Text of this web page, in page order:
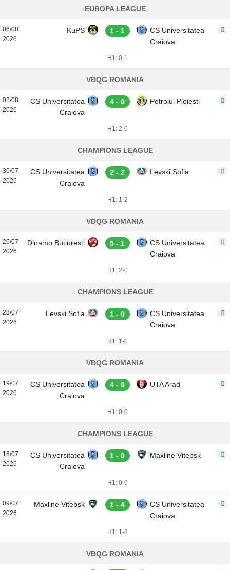
EUROPA LEAGUE
06/08
2026
KuPS 1 - 1
CS Universitatea
Craiova
H1: 0-1
VĐQG ROMANIA
02/08
2026
CS Universitatea
Craiova
4 - 0 Petrolul Ploiesti
H1: 2-0
CHAMPIONS LEAGUE
30/07
2026
CS Universitatea
Craiova
2 - 2 Levski Sofia
H1: 1-2
VĐQG ROMANIA
26/07
2026
Dinamo Bucuresti 5 - 1
CS Universitatea
Craiova
H1: 2-0
CHAMPIONS LEAGUE
23/07
2026
Levski Sofia 1 - 0
CS Universitatea
Craiova
H1: 1-0
VĐQG ROMANIA
19/07
2026
CS Universitatea
Craiova
4 - 0 UTA Arad
H1: 0-0
CHAMPIONS LEAGUE
16/07
2026
CS Universitatea
Craiova
1 - 0 Maxline Vitebsk
H1: 0-0
09/07
2026
Maxline Vitebsk 1 - 4
CS Universitatea
Craiova
H1: 1-3
VĐQG ROMANIA